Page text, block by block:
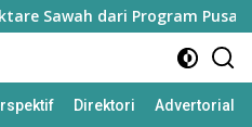
Sawah dari Program Pusat
Direktori Advertorial